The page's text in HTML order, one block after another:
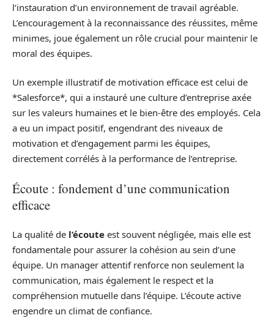
l’instauration d’un environnement de travail agréable.
L’encouragement à la reconnaissance des réussites, même
minimes, joue également un rôle crucial pour maintenir le
moral des équipes.
Un exemple illustratif de motivation efficace est celui de
*Salesforce*, qui a instauré une culture d’entreprise axée
sur les valeurs humaines et le bien-être des employés. Cela
a eu un impact positif, engendrant des niveaux de
motivation et d’engagement parmi les équipes,
directement corrélés à la performance de l’entreprise.
Écoute : fondement d’une communication
efficace
La qualité de l’écoute est souvent négligée, mais elle est
fondamentale pour assurer la cohésion au sein d’une
équipe. Un manager attentif renforce non seulement la
communication, mais également le respect et la
compréhension mutuelle dans l’équipe. L’écoute active
engendre un climat de confiance.